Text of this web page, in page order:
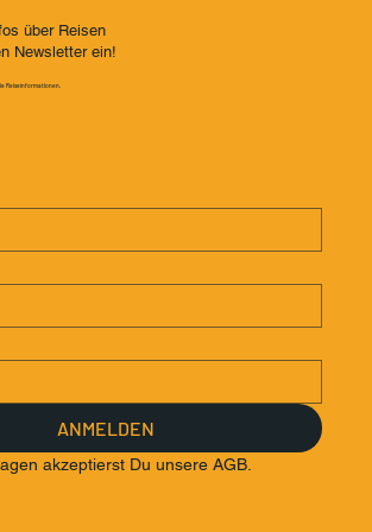
über Reisen
Newsletter ein!
Reiseinformationen.
ANMELDEN
akzeptierst Du unsere AGB.